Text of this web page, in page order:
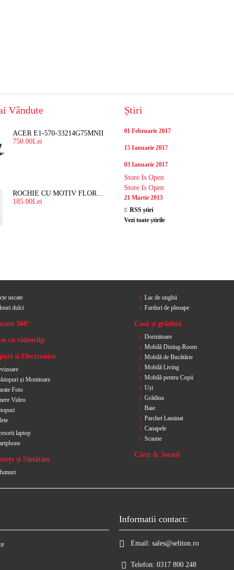
Vândute
ACER E1-570-33214G75MNII
750.00Lei
ROCHIE CU MOTIV FLORAL "ORGANZA"
185.00Lei
Știri
01 Februarie 2017
15 Ianuarie 2017
03 Ianuarie 2017
Store Is Open
Store Is Open
21 Martie 2013
RSS știri
Vezi toate știrile
uscate
dulci
360°
cu videoclip
și Electronice
și Monitoare
Foto
Video
laptop
și Sănătate
Lac de unghii
Farduri de pleoape
Casă și grădină
Dormitoare
Mobilă Dining-Room
Mobilă de Bucătărie
Mobilă Living
Mobilă pentru Copii
Uși
Grădina
Baie
Parchet Laminat
Canapele
Scaune
Cărți & Jocuri
Informatii contact:
Email: sales@seliton.ro
Telefon: 0317 800 248